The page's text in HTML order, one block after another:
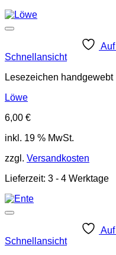
Schnellansicht
Lesezeichen handgewebt
Löwe
6,00 €
inkl. 19 % MwSt.
zzgl. Versandkosten
Lieferzeit: 3 - 4 Werktage
Schnellansicht